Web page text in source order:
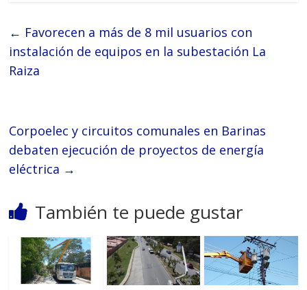
← Favorecen a más de 8 mil usuarios con
instalación de equipos en la subestación La
Raiza
Corpoelec y circuitos comunales en Barinas
debaten ejecución de proyectos de energía
eléctrica →
También te puede gustar